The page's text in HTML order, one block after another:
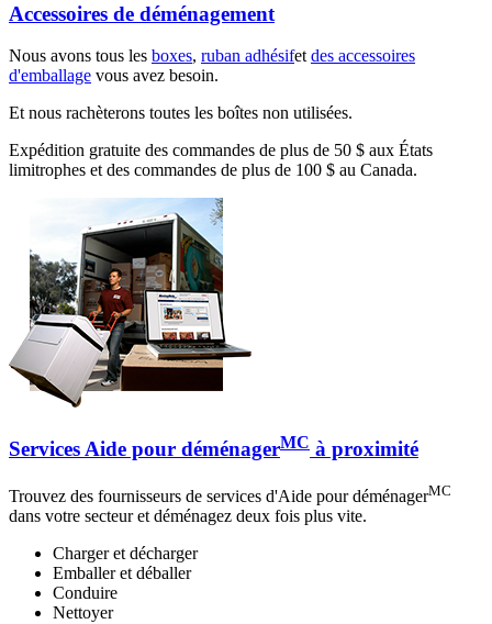
Accessoires de déménagement
Nous avons tous les boxes, ruban adhésifetdes accessoires
d'emballage vous avez besoin.
Et nous rachèterons toutes les boîtes non utilisées.
Expédition gratuite des commandes de plus de 50 $ aux États
limitrophes et des commandes de plus de 100 $ au Canada.
Services Aide pour déménagerMC à proximité
Trouvez des fournisseurs de services d'Aide pour déménagerMC
dans votre secteur et déménagez deux fois plus vite.
Charger et décharger
Emballer et déballer
Conduire
Nettoyer